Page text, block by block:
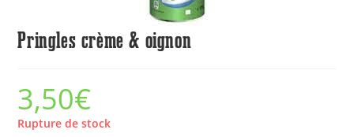
Pringles crème & oignon
3,50€
Rupture de stock